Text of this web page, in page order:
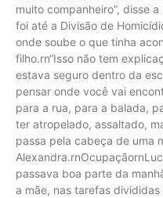
muito companheiro”, disse
foi até a Divisão de
onde soube o que tinha
filho.rn“Isso não tem
estava seguro dentro da
pensar onde você vai
para a rua, para a balada,
ter atropelado, assaltado,
passa pela cabeça de uma
passava boa parte da
a mãe, nas tarefas